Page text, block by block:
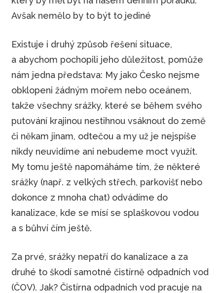
Avšak nemělo by to být to jediné
Existuje i druhý způsob řešení situace,
a abychom pochopili jeho důležitost, pomůže
nám jedna představa: My jako Česko nejsme
obklopeni žádným mořem nebo oceánem,
takže všechny srážky, které se během svého
putování krajinou nestihnou vsáknout do země
či někam jinam, odtečou a my už je nejspíše
nikdy neuvidíme ani nebudeme moct využít.
My tomu ještě napomáháme tím, že některé
srážky (např. z velkých střech, parkovišť nebo
dokonce z mnoha chat) odvádíme do
kanalizace, kde se mísí se splaškovou vodou
a s bůhví čím ještě.
Za prvé, srážky nepatří do kanalizace a za
druhé to škodí samotné čistírně odpadních vod
(ČOV). Jak? Čistírna odpadních vod pracuje na